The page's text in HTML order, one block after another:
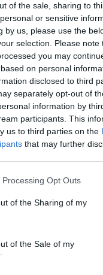
of the sale, sharing to
or sensitive
by us, please use the
selection. Please note
you may
on personal
disclosed to third
separately opt-out of
information by
participants. This
us to third parties on the
that may further
Opt Outs
of the Sharing of my
of the Sale of my
ecco la
dell’Insubria